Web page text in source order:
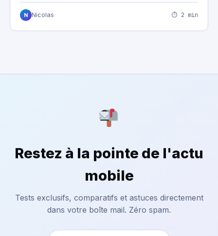
N Nicolas ⏱ 2 min
Restez à la pointe de l'actu
mobile
Tests exclusifs, comparatifs et astuces directement
dans votre boîte mail. Zéro spam.